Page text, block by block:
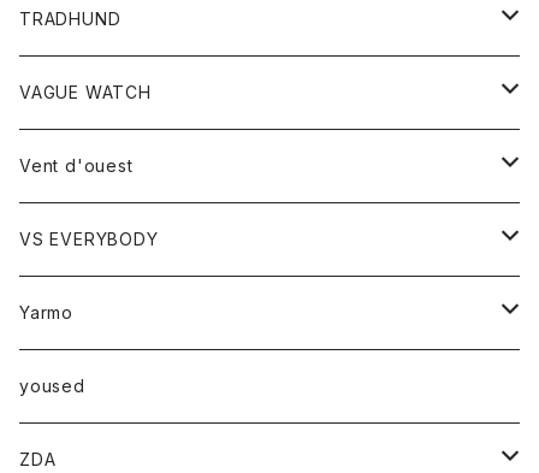
レディース
カットソー
TRADHUND
セーター
ベスト
VAGUE WATCH
時計
Vent d'ouest
ボトム
スカート
トップス
ベスト
VS EVERYBODY
トップス
Ｔシャツ
Yarmo
アウター
コート
小物
yoused
ZDA